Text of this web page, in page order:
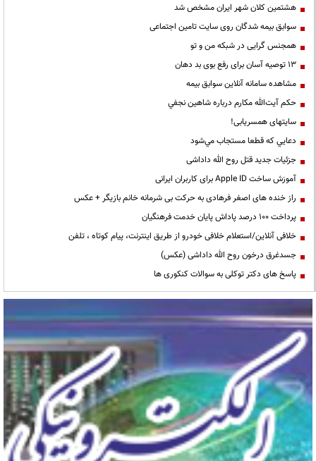
هشتمین کلان شهر ایران مشخص شد
سوابق بیمه شدگان روی سایت تامین اجتماعی
همجنس گرایی در شبکه من و تو
13 توصیه آسان برای رفع بوی بد دهان
مشاهده سامانه آنلاين سوابق بیمه
حكم آيت‌الله مكارم درباره شاهين نجفي
سایتهای همسریابی!
دعايي كه قطعا مستجاب مي‌شود
جزئیات جدید قتل روح الله داداشی
آموزش ساخت Apple ID برای کاربران ایرانی
راز خنده های اصغر فرهادی به حرکت بی شرمانه خانم بازیگر + عکس
پرداخت ۱۰۰ درصد پاداش پایان خدمت فرهنگیان
خلافی آنلاین/استعلام خلافی خودرو از طریق اینترنت، پیام کوتاه ، تلفن
جسدغرق درخون روح الله داداشی (عکس)
پاسخ های دکتر توکلی به سوالات کنکوری ها